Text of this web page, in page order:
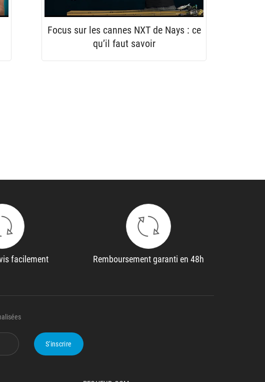
Focus sur les cannes NXT de Nays : ce
qu’il faut savoir
facilement Remboursement garanti en 48h
S'inscrire